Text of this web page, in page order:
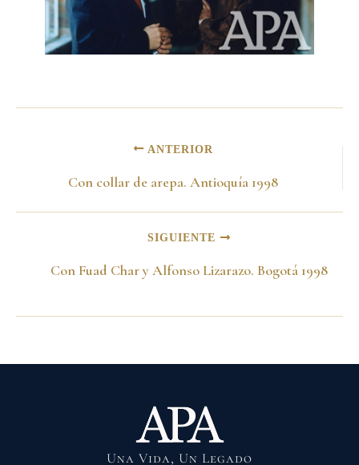
ANTERIOR
Con collar de arepa. Antioquía 1998
SIGUIENTE
Con Fuad Char y Alfonso Lizarazo. Bogotá 1998
Una Vida, Un Legado